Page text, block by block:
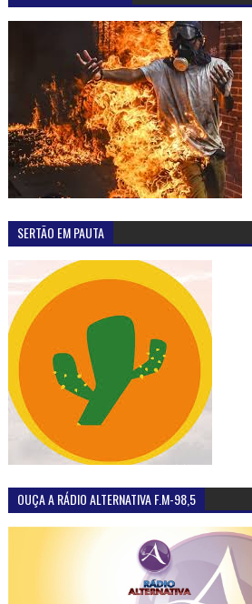
SERTÃO EM PAUTA
OUÇA A RÁDIO ALTERNATIVA F.M-98,5